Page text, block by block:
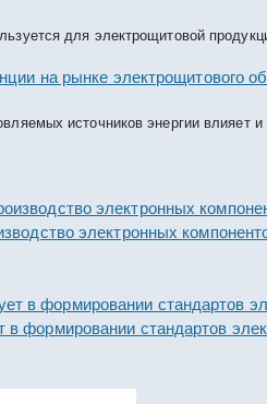
для электрощитовой
на рынке электрощитового
источников энергии влияет
электронных
в формировании стандартов